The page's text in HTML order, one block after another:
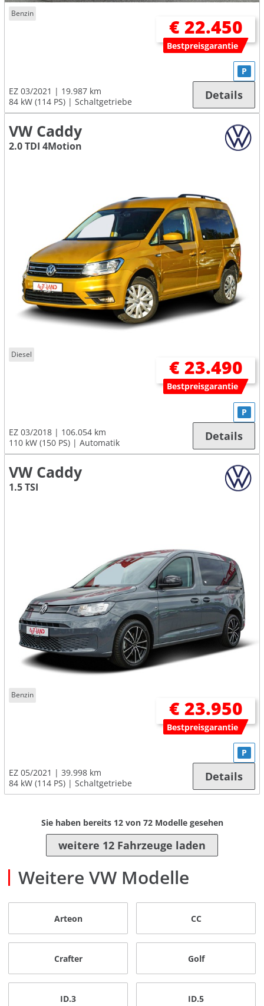
Benzin
€ 22.450
Bestpreisgarantie
EZ 03/2021
19.987 km
84 kW (114 PS)
Schaltgetriebe
P
Details
VW Caddy
2.0 TDI 4Motion
Diesel
€ 23.490
Bestpreisgarantie
EZ 03/2018
106.054 km
110 kW (150 PS)
Automatik
P
Details
VW Caddy
1.5 TSI
Benzin
€ 23.950
Bestpreisgarantie
EZ 05/2021
39.998 km
84 kW (114 PS)
Schaltgetriebe
P
Details
Sie haben bereits 12von 72Modelle gesehen
weitere 12 Fahrzeuge laden
Weitere VW Modelle
Arteon CC
Crafter Golf
ID.3 ID.5